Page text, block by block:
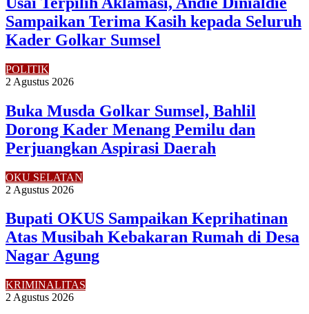
Sampaikan Terima Kasih kepada Seluruh
Kader Golkar Sumsel
POLITIK
2 Agustus 2026
Buka Musda Golkar Sumsel, Bahlil
Dorong Kader Menang Pemilu dan
Perjuangkan Aspirasi Daerah
OKU SELATAN
2 Agustus 2026
Bupati OKUS Sampaikan Keprihatinan
Atas Musibah Kebakaran Rumah di Desa
Nagar Agung
KRIMINALITAS
2 Agustus 2026